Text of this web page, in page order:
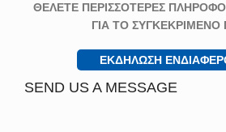
ΘΕΛΕΤΕ ΠΕΡΙΣΣΟΤΕΡΕΣ
ΓΙΑ ΤΟ ΣΥΓΚΕΚΡΙΜΕΝΟ
ΕΚΔΗΛΩΣΗ
SEND US A MESSAGE